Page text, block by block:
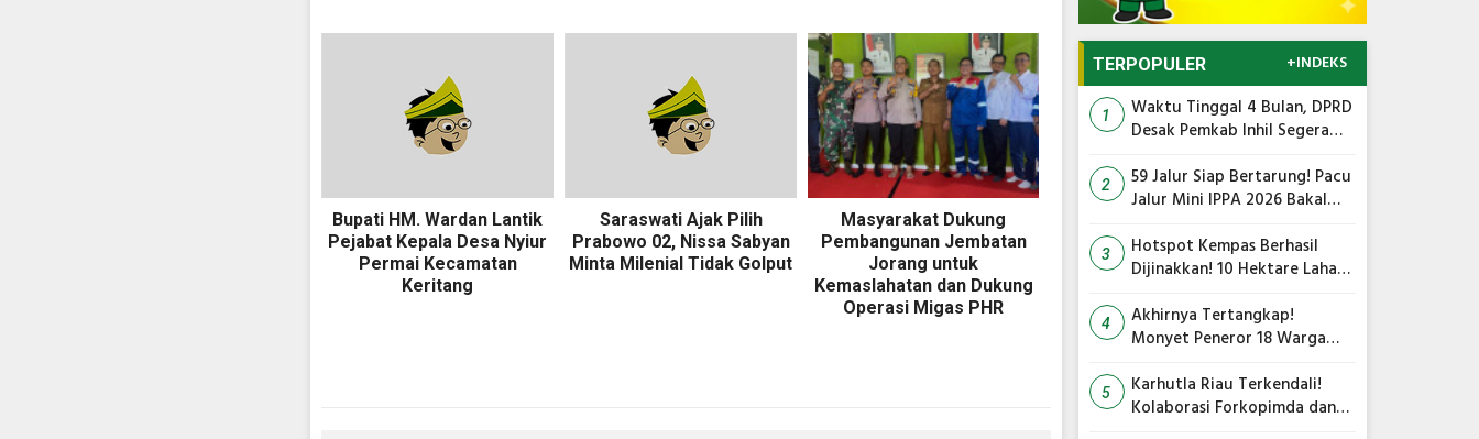
Bupati HM. Wardan Lantik
Pejabat Kepala Desa Nyiur
Permai Kecamatan
Keritang
Saraswati Ajak Pilih
Prabowo 02, Nissa Sabyan
Minta Milenial Tidak Golput
Masyarakat Dukung
Pembangunan Jembatan
Jorang untuk
Kemaslahatan dan Dukung
Operasi Migas PHR
TERPOPULER +INDEKS
1
Waktu Tinggal 4 Bulan, DPRD
Desak Pemkab Inhil Segera
2
59 Jalur Siap Bertarung! Pacu
Jalur Mini IPPA 2026 Bakal
3
Hotspot Kempas Berhasil
Dijinakkan! 10 Hektare Lahan
Inhil Pimpin Langsung
Pemadaman
4
Akhirnya Tertangkap!
Monyet Peneror 18 Warga
5
Karhutla Riau Terkendali!
Kolaborasi Forkopimda dan